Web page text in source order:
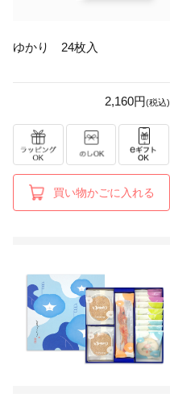
ゆかり 24枚入
2,160円(税込)
買い物かごに入れる